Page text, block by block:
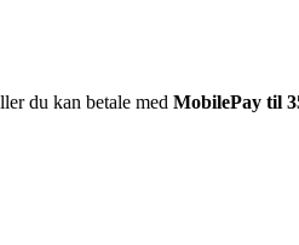
du kan betale med MobilePay til